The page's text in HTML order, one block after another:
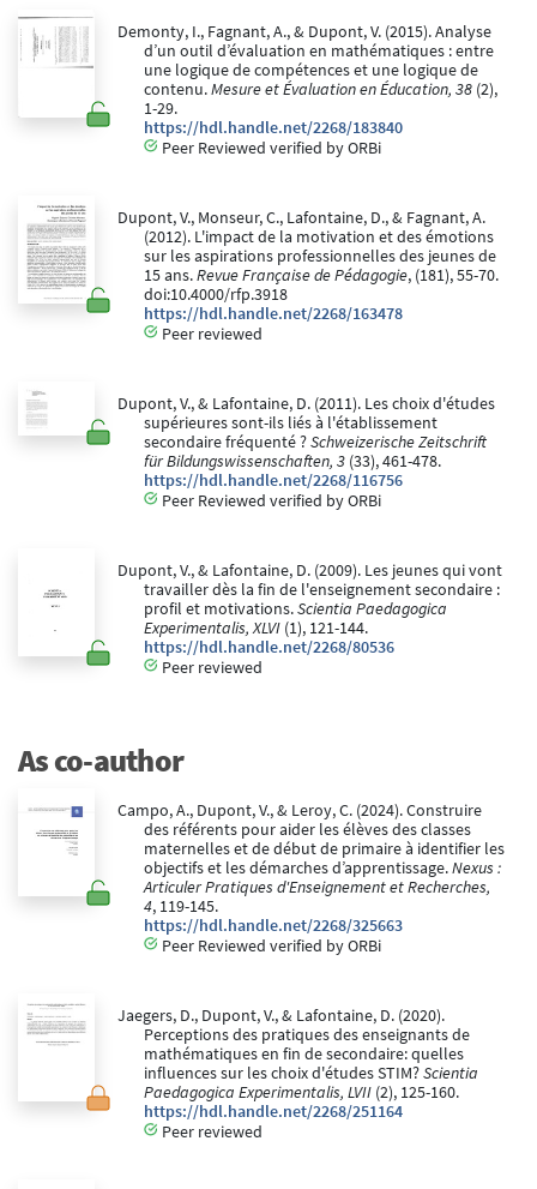
Demonty, I., Fagnant, A., & Dupont, V. (2015). Analyse
d’un outil d’évaluation en mathématiques : entre
une logique de compétences et une logique de
contenu.Mesure et Évaluation en Éducation, 38 (2),
1-29.
https://hdl.handle.net/2268/183840
Peer Reviewed verified by ORBi
Dupont, V., Monseur, C., Lafontaine, D., & Fagnant, A.
(2012). L'impact de la motivation et des émotions
sur les aspirations professionnelles des jeunes de
15 ans.Revue Française de Pédagogie, (181), 55-70.
doi:10.4000/rfp.3918
https://hdl.handle.net/2268/163478
Peer reviewed
Dupont, V., & Lafontaine, D. (2011). Les choix d'études
supérieures sont-ils liés à l'établissement
secondaire fréquenté ?Schweizerische Zeitschrift
für Bildungswissenschaften, 3 (33), 461-478.
https://hdl.handle.net/2268/116756
Peer Reviewed verified by ORBi
Dupont, V., & Lafontaine, D. (2009). Les jeunes qui vont
travailler dès la fin de l'enseignement secondaire :
profil et motivations.Scientia Paedagogica
Experimentalis, XLVI (1), 121-144.
https://hdl.handle.net/2268/80536
Peer reviewed
As co-author
Campo, A., Dupont, V., & Leroy, C. (2024). Construire
des référents pour aider les élèves des classes
maternelles et de début de primaire à identifier les
objectifs et les démarches d’apprentissage.Nexus :
Articuler Pratiques d'Enseignement et Recherches,
4, 119-145.
https://hdl.handle.net/2268/325663
Peer Reviewed verified by ORBi
Jaegers, D., Dupont, V., & Lafontaine, D. (2020).
Perceptions des pratiques des enseignants de
mathématiques en fin de secondaire: quelles
influences sur les choix d'études STIM?Scientia
Paedagogica Experimentalis, LVII (2), 125-160.
https://hdl.handle.net/2268/251164
Peer reviewed